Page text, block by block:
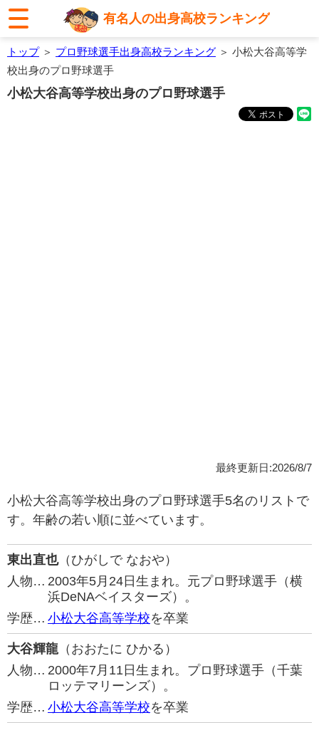
有名人の出身高校ランキング
トップ＞ プロ野球選手出身高校ランキング ＞ 小松大谷高等学
校出身のプロ野球選手
小松大谷高等学校出身のプロ野球選手
最終更新日:2026/8/7
小松大谷高等学校出身のプロ野球選手5名のリストで
す。年齢の若い順に並べています。
東出直也（ひがしで なおや）
人物… 2003年5月24日生まれ。元プロ野球選手（横
浜DeNAベイスターズ）。
学歴… 小松大谷高等学校を卒業
大谷輝龍（おおたに ひかる）
人物… 2000年7月11日生まれ。プロ野球選手（千葉
ロッテマリーンズ）。
学歴… 小松大谷高等学校を卒業